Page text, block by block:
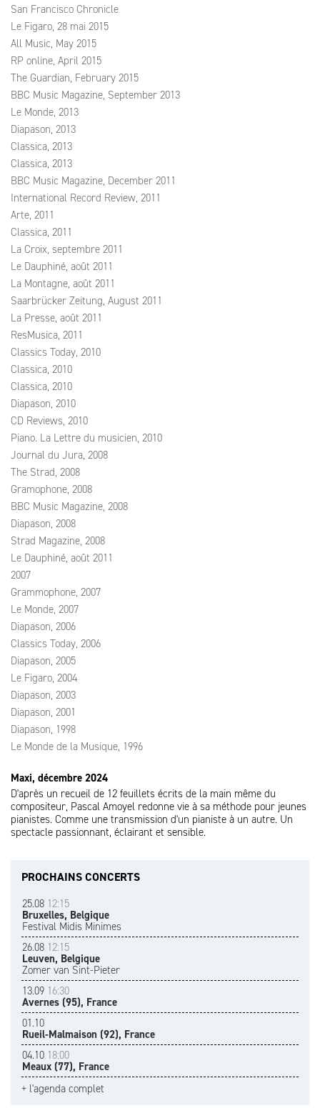
San Francisco Chronicle
Le Figaro, 28 mai 2015
All Music, May 2015
RP online, April 2015
The Guardian, February 2015
BBC Music Magazine, September 2013
Le Monde, 2013
Diapason, 2013
Classica, 2013
Classica, 2013
BBC Music Magazine, December 2011
International Record Review, 2011
Arte, 2011
Classica, 2011
La Croix, septembre 2011
Le Dauphiné, août 2011
La Montagne, août 2011
Saarbrücker Zeitung, August 2011
La Presse, août 2011
ResMusica, 2011
Classics Today, 2010
Classica, 2010
Classica, 2010
Diapason, 2010
CD Reviews, 2010
Piano. La Lettre du musicien, 2010
Journal du Jura, 2008
The Strad, 2008
Gramophone, 2008
BBC Music Magazine, 2008
Diapason, 2008
Strad Magazine, 2008
Le Dauphiné, août 2011
2007
Grammophone, 2007
Le Monde, 2007
Diapason, 2006
Classics Today, 2006
Diapason, 2005
Le Figaro, 2004
Diapason, 2003
Diapason, 2001
Diapason, 1998
Le Monde de la Musique, 1996
Maxi, décembre 2024
D'après un recueil de 12 feuillets écrits de la main même du
compositeur, Pascal Amoyel redonne vie à sa méthode pour jeunes
pianistes. Comme une transmission d'un pianiste à un autre. Un
spectacle passionnant, éclairant et sensible.
PROCHAINS CONCERTS
25.08 12:15
Bruxelles, Belgique
Festival Midis Minimes
26.08 12:15
Leuven, Belgique
Zomer van Sint-Pieter
13.09 16:30
Avernes (95), France
01.10
Rueil-Malmaison (92), France
04.10 18:00
Meaux (77), France
+ l'agenda complet